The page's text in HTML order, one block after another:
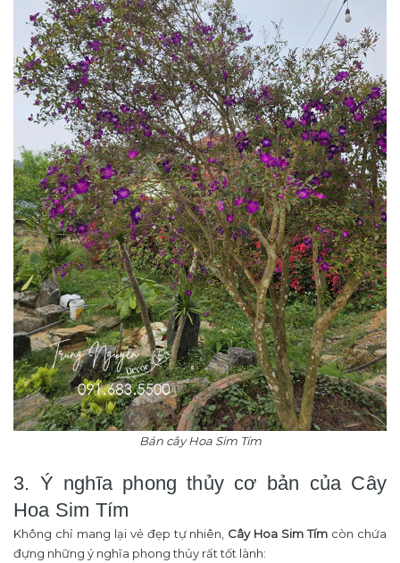
Bán cây Hoa Sim Tím
3. Ý nghĩa phong thủy cơ bản của Cây
Hoa Sim Tím
Không chỉ mang lại vẻ đẹp tự nhiên, Cây Hoa Sim Tím còn chứa
đựng những ý nghĩa phong thủy rất tốt lành: